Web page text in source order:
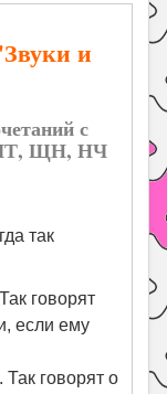
и
с
ЩН, НЧ
так
говорят
если ему
Так говорят о